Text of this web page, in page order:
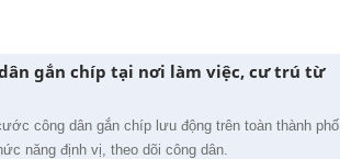
gắn chíp tại nơi làm việc, cư trú từ
công dân gắn chíp lưu động trên toàn thành phố
năng định vị, theo dõi công dân.